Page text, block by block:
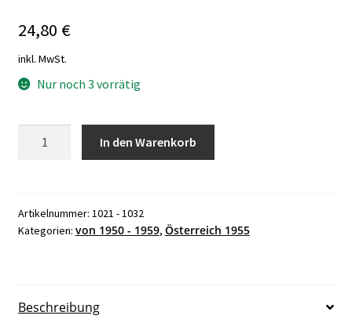
24,80 €
inkl. MwSt.
Nur noch 3 vorrätig
ANK
Nr.
Menge
In den Warenkorb
Artikelnummer: 1021 - 1032
Kategorien: von 1950 - 1959, Österreich 1955
Beschreibung